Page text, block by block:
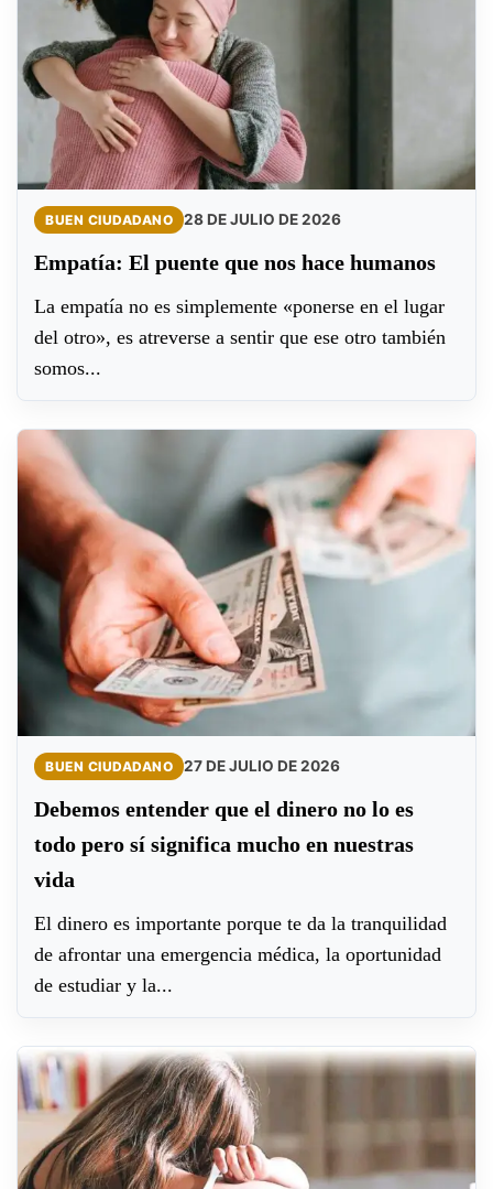
BUEN CIUDADANO 28 DE JULIO DE 2026
Empatía: El puente que nos hace humanos
La empatía no es simplemente «ponerse en el lugar
del otro», es atreverse a sentir que ese otro también
somos...
BUEN CIUDADANO 27 DE JULIO DE 2026
Debemos entender que el dinero no lo es
todo pero sí significa mucho en nuestras
vida
El dinero es importante porque te da la tranquilidad
de afrontar una emergencia médica, la oportunidad
de estudiar y la...